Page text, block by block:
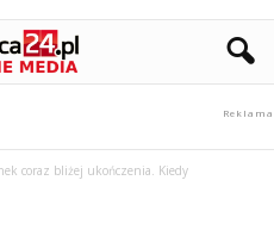
coraz bliżej ukończenia. Kiedy